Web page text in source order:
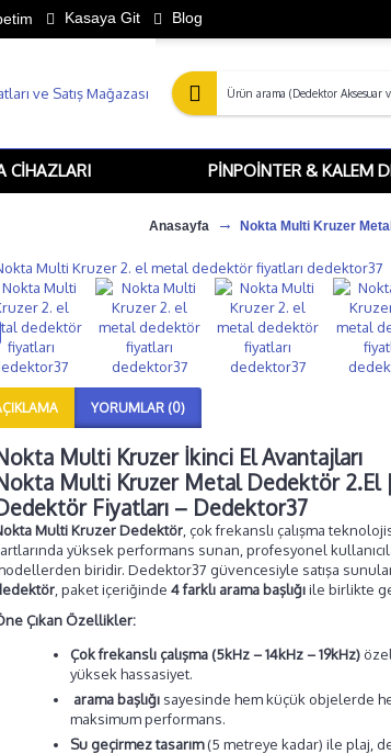
Kasaya Git Blog
CIHAZLARI PINPOINTER & KALEM
Anasayfa Nokta Multi Kruzer
YORUMLAR (0)
Multi Kruzer İkinci El Avantajları
Multi Kruzer Metal Dedektör 2.El
Fiyatları – Dedektor37
Multi Kruzer Dedektör , çok frekanslı çalışma
yüksek performans sunan, profesyonel
biridir. Dedektor37 güvencesiyle satışa
, paket içeriğinde 4 farklı arama başlığıile birlikte
Çıkan Özellikler:
Çok frekanslı çalışma (5kHz – 14kHz – 19kHz)
yüksek hassasiyet.
arama başlığı sayesinde hem küçük objelerde
maksimum performans.
Su geçirmez tasarım(5 metreye kadar) ile plaj,